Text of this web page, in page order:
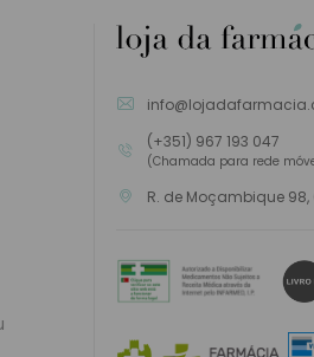
(+351) 967 193 047
(Chamada para rede
R. de Moçambique 98,